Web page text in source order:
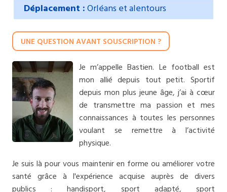
Déplacement :Orléans et alentours
UNE QUESTION AVANT SOUSCRIPTION ?
Je m’appelle Bastien. Le football est
mon allié depuis tout petit. Sportif
depuis mon plus jeune âge, j’ai à cœur
de transmettre ma passion et mes
connaissances à toutes les personnes
voulant se remettre à l’activité
physique.
Je suis là pour vous maintenir en forme ou améliorer votre
santé grâce à l'expérience acquise auprès de divers
publics : handisport, sport adapté, sport